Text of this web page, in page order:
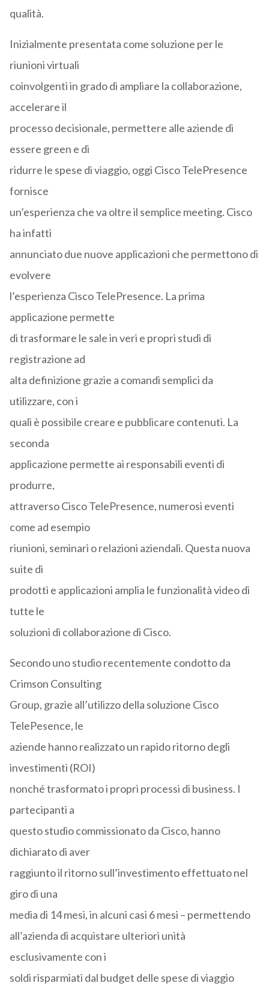
qualità.
Inizialmente presentata come soluzione per le
riunioni virtuali
coinvolgenti in grado di ampliare la collaborazione,
accelerare il
processo decisionale, permettere alle aziende di
essere green e di
ridurre le spese di viaggio, oggi Cisco TelePresence
fornisce
un’esperienza che va oltre il semplice meeting. Cisco
ha infatti
annunciato due nuove applicazioni che permettono di
evolvere
l’esperienza Cisco TelePresence. La prima
applicazione permette
di trasformare le sale in veri e propri studi di
registrazione ad
alta definizione grazie a comandi semplici da
utilizzare, con i
quali è possibile creare e pubblicare contenuti. La
seconda
applicazione permette ai responsabili eventi di
produrre,
attraverso Cisco TelePresence, numerosi eventi
come ad esempio
riunioni, seminari o relazioni aziendali. Questa nuova
suite di
prodotti e applicazioni amplia le funzionalità video di
tutte le
soluzioni di collaborazione di Cisco.
Secondo uno studio recentemente condotto da
Crimson Consulting
Group, grazie all’utilizzo della soluzione Cisco
TelePesence, le
aziende hanno realizzato un rapido ritorno degli
investimenti (ROI)
nonché trasformato i propri processi di business. I
partecipanti a
questo studio commissionato da Cisco, hanno
dichiarato di aver
raggiunto il ritorno sull’investimento effettuato nel
giro di una
media di 14 mesi, in alcuni casi 6 mesi – permettendo
all’azienda di acquistare ulteriori unità
esclusivamente con i
soldi risparmiati dal budget delle spese di viaggio